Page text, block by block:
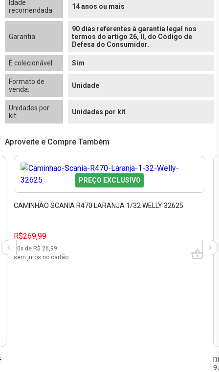
Idade
recomendada:
14 anos ou mais
Garantia:
90 dias referentes à garantia legal nos
termos do artigo 26, II, do Código de
Defesa do Consumidor.
É colecionável: Sim
Formato de
venda:
Unidade
Unidades por
kit:
Unidades por kit
Aproveite e Compre Também
PREÇO EXCLUSIVO
CAMINHÃO SCANIA R470 LARANJA 1/32 WELLY 32625
R$269,99
10x de R$ 26,99
sem juros no cartão